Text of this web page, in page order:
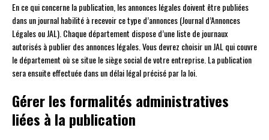
En ce qui concerne la publication, les annonces légales doivent être publiées
dans un journal habilité à recevoir ce type d’annonces (Journal d’Annonces
Légales ou JAL). Chaque département dispose d’une liste de journaux
autorisés à publier des annonces légales. Vous devrez choisir un JAL qui couvre
le département où se situe le siège social de votre entreprise. La publication
sera ensuite effectuée dans un délai légal précisé par la loi.
Gérer les formalités administratives
liées à la publication